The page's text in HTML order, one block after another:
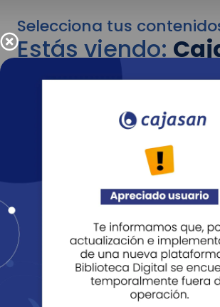
Selecciona tus
Estás viendo:
para personas
Para cambiar al contenido de tu
adelante recuerda utilizar el menú
Entendido